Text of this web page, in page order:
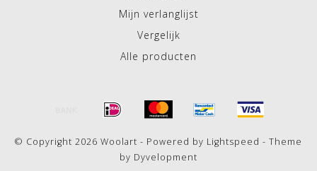
Mijn verlanglijst
Vergelijk
Alle producten
© Copyright 2026 Woolart - Powered by Lightspeed - Theme
by Dyvelopment